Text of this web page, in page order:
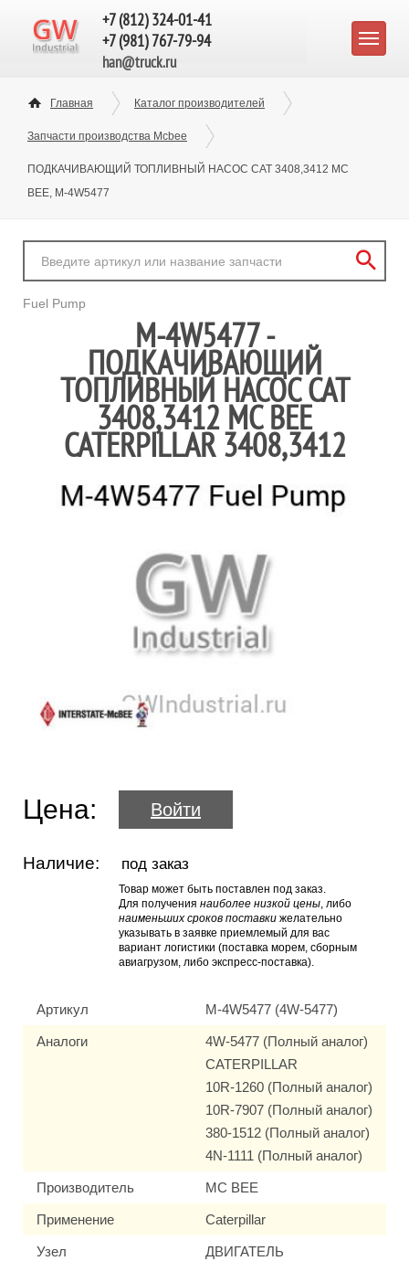
+7 (812) 324-01-41
+7 (981) 767-79-94
han@truck.ru
Главная Каталог производителей
Запчасти производства Mcbee
ПОДКАЧИВАЮЩИЙ ТОПЛИВНЫЙ НАСОС CAT 3408,3412 MC
BEE, M-4W5477
Fuel Pump
M-4W5477 -
ПОДКАЧИВАЮЩИЙ
ТОПЛИВНЫЙ НАСОС CAT
3408,3412 MC BEE
CATERPILLAR 3408,3412
Цена: Войти
Наличие: под заказ
Товар может быть поставлен под заказ.
Для получения наиболее низкой цены, либо
наименьших сроков поставки желательно
указывать в заявке приемлемый для вас
вариант логистики (поставка морем, сборным
авиагрузом, либо экспресс-поставка).
Артикул M-4W5477 (4W-5477)
Аналоги
4W-5477 (Полный аналог)
CATERPILLAR
10R-1260 (Полный аналог)
10R-7907 (Полный аналог)
380-1512 (Полный аналог)
4N-1111 (Полный аналог)
Производитель MC BEE
Применение Caterpillar
Узел ДВИГАТЕЛЬ